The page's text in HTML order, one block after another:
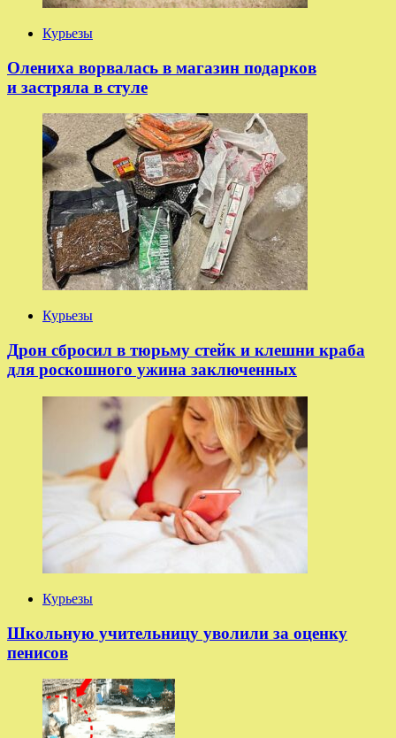
Курьезы
Олениха ворвалась в магазин подарков
и застряла в стуле
Курьезы
Дрон сбросил в тюрьму стейк и клешни краба
для роскошного ужина заключенных
Курьезы
Школьную учительницу уволили за оценку
пенисов